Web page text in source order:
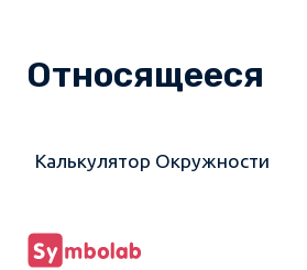
Относящееся
Калькулятор Окружности